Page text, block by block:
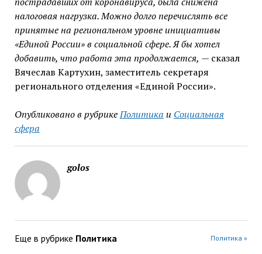
налоговая нагрузка. Можно долго перечислять все
принятые на региональном уровне инициативы
«Единой России» в социальной сфере. Я бы хотел
добавить, что работа эта продолжается, — сказал
Вячеслав Картухин, заместитель секретаря
регионального отделения «Единой России».
Опубликовано в рубрикеПолитика и Социальная
сфера
golos
Еще в рубрике Политика Политика »